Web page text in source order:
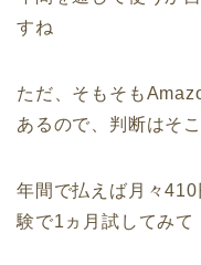
すね
ただ、そもそも
あるので、判断はそ
年間で払えば月々
験で1ヵ月試してみて